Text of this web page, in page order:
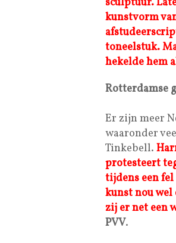
kunstvorm
toneelstuk.
hekelde hem
Rotterdamse
Er zijn meer
waaronder
Tinkebell.
protesteert
tijdens een
kunst nou
zij er net een
PVV.